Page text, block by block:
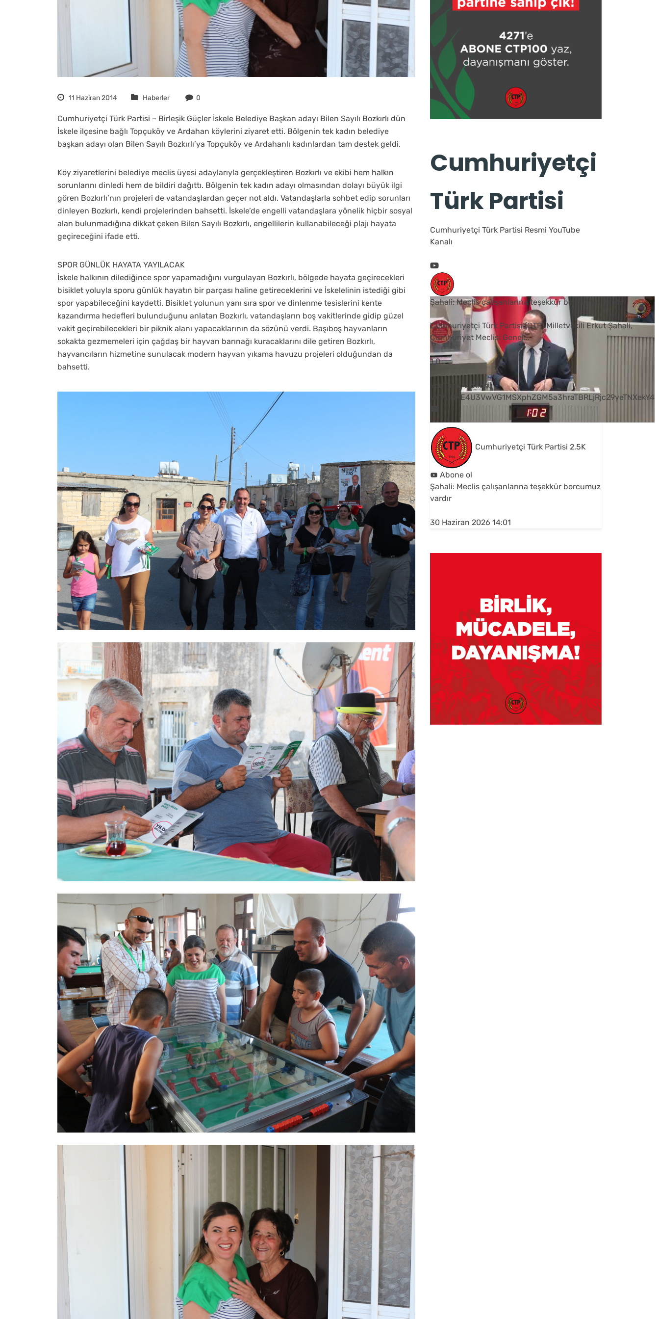
11 Haziran 2014 Haberler 0
Cumhuriyetçi Türk Partisi – Birleşik Güçler İskele Belediye Başkan adayı Bilen Sayılı Bozkırlı dün
İskele ilçesine bağlı Topçuköy ve Ardahan köylerini ziyaret etti. Bölgenin tek kadın belediye
başkan adayı olan Bilen Sayılı Bozkırlı’ya Topçuköy ve Ardahanlı kadınlardan tam destek geldi.
Köy ziyaretlerini belediye meclis üyesi adaylarıyla gerçekleştiren Bozkırlı ve ekibi hem halkın
sorunlarını dinledi hem de bildiri dağıttı. Bölgenin tek kadın adayı olmasından dolayı büyük ilgi
gören Bozkırlı’nın projeleri de vatandaşlardan geçer not aldı. Vatandaşlarla sohbet edip sorunları
dinleyen Bozkırlı, kendi projelerinden bahsetti. İskele’de engelli vatandaşlara yönelik hiçbir sosyal
alan bulunmadığına dikkat çeken Bilen Sayılı Bozkırlı, engellilerin kullanabileceği plajı hayata
geçireceğini ifade etti.
SPOR GÜNLÜK HAYATA YAYILACAK
İskele halkının dilediğince spor yapamadığını vurgulayan Bozkırlı, bölgede hayata geçirecekleri
bisiklet yoluyla sporu günlük hayatın bir parçası haline getireceklerini ve İskelelinin istediği gibi
spor yapabileceğini kaydetti. Bisiklet yolunun yanı sıra spor ve dinlenme tesislerini kente
kazandırma hedefleri bulunduğunu anlatan Bozkırlı, vatandaşların boş vakitlerinde gidip güzel
vakit geçirebilecekleri bir piknik alanı yapacaklarının da sözünü verdi. Başıboş hayvanların
sokakta gezmemeleri için çağdaş bir hayvan barınağı kuracaklarını dile getiren Bozkırlı,
hayvancıların hizmetine sunulacak modern hayvan yıkama havuzu projeleri olduğundan da
bahsetti.
Cumhuriyetçi
Türk Partisi
Cumhuriyetçi Türk Partisi Resmi YouTube
Kanalı
Şahali: Meclis çalışanlarına teşekkür borcumuz vardır
Cumhuriyetçi Türk Partisi (CTP) Milletvekili Erkut Şahali,
Cumhuriyet Meclisi Genel...
1 0
YouTube Videosu
VVVUNXE4U3VwVG1MSXphZGM5a3hraTBRLjRjc29yeTNXekY4
Cumhuriyetçi Türk Partisi 2.5K
Abone ol
Şahali: Meclis çalışanlarına teşekkür borcumuz
vardır
30 Haziran 2026 14:01